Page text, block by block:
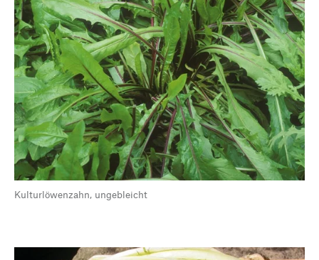
Kulturlöwenzahn, ungebleicht